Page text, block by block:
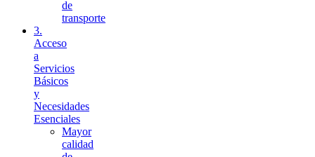
de
transporte
3.
Acceso
a
Servicios
Básicos
y
Necesidades
Esenciales
Mayor
calidad